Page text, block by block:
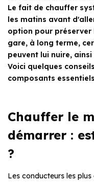
Le fait de chauffer
les matins avant
option pour préserver
gare, à long terme,
peuvent lui nuire,
Voici quelques
composants
Chauffer le
démarrer :
?
Les conducteurs les